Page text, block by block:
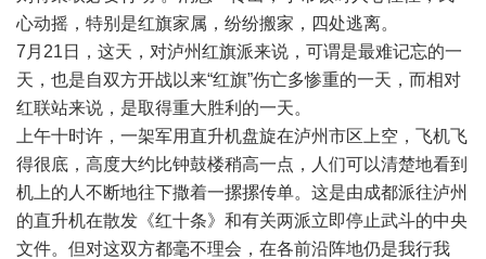
心动摇，特别是红旗家属，纷纷搬家，四处逃离。
7月21日，这天，对泸州红旗派来说，可谓是最难记忘的一
天，也是自双方开战以来“红旗”伤亡多惨重的一天，而相对
红联站来说，是取得重大胜利的一天。
上午十时许，一架军用直升机盘旋在泸州市区上空，飞机飞
得很底，高度大约比钟鼓楼稍高一点，人们可以清楚地看到
机上的人不断地往下撒着一摞摞传单。这是由成都派往泸州
的直升机在散发《红十条》和有关两派立即停止武斗的中央
文件。但对这双方都毫不理会，在各前沿阵地仍是我行我